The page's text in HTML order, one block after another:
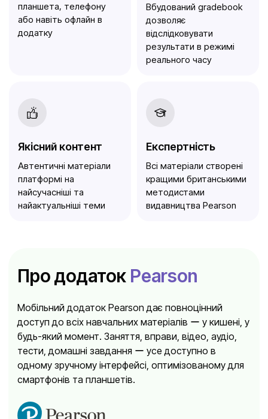
планшета, телефону
або навіть офлайн в
додатку
Вбудований gradebook
дозволяє
відслідковувати
результати в режимі
реального часу
Якісний контент
Автентичні матеріали
платформі на
найсучасніші та
найактуальніші теми
Експертність
Всі матеріали створені
кращими британськими
методистами
видавництва Pearson
Про додаток Pearson
Мобільний додаток Pearson дає повноцінний
доступ до всіх навчальних матеріалів ー у кишені, у
будь-який момент. Заняття, вправи, відео, аудіо,
тести, домашні завдання ー усе доступно в
одному зручному інтерфейсі, оптимізованому для
смартфонів та планшетів.